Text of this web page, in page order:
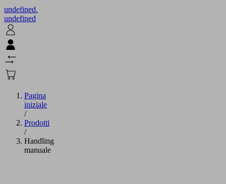
undefined.
undefined
Pagina
iniziale
/
Prodotti
/
Handling
manuale